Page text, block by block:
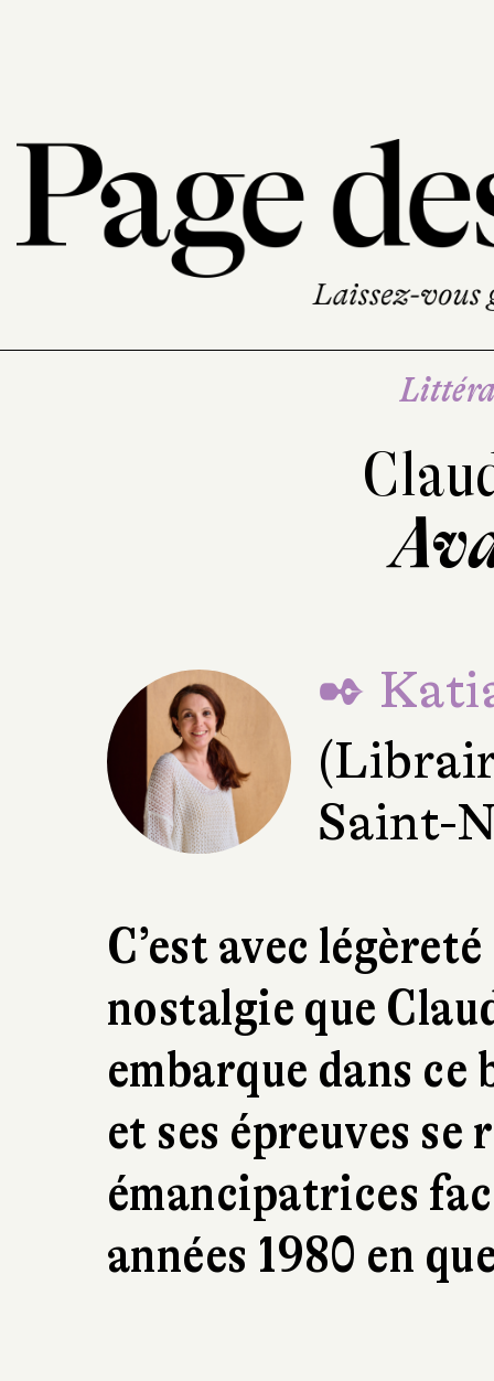
✒
Saint-
C’est avec
nostalgie que
embarque dans ce
et ses épreuves se
émancipatrices
années 1980 en